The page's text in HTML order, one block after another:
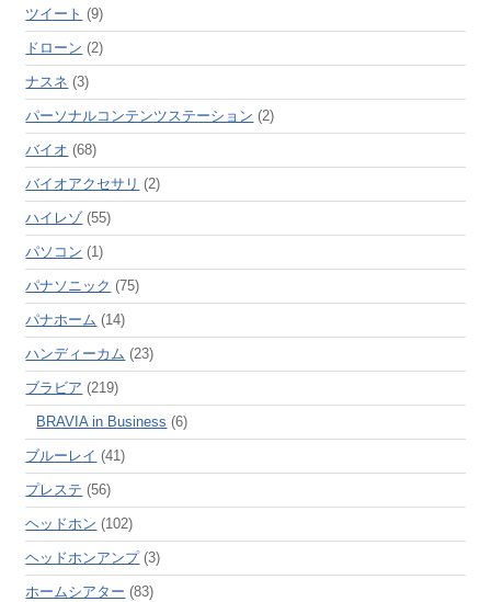
ツイート (9)
ドローン (2)
ナスネ (3)
パーソナルコンテンツステーション (2)
バイオ (68)
バイオアクセサリ (2)
ハイレゾ(55)
パソコン (1)
パナソニック (75)
パナホーム (14)
ハンディーカム (23)
ブラビア (219)
BRAVIA in Business (6)
ブルーレイ (41)
プレステ (56)
ヘッドホン (102)
ヘッドホンアンプ(3)
ホームシアター (83)